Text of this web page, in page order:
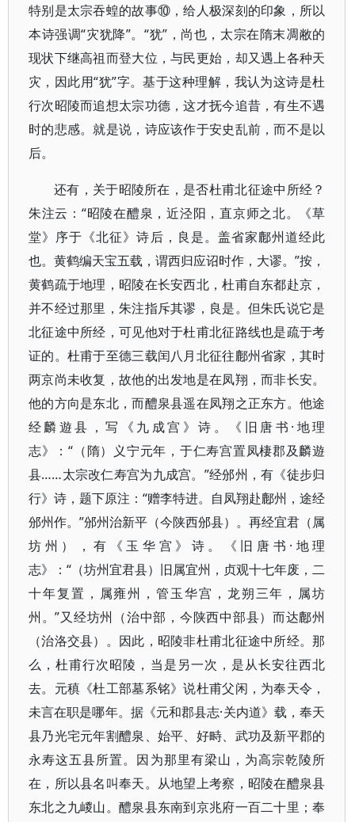
特别是太宗吞蝗的故事⑩，给人极深刻的印象，所以
本诗强调“灾犹降”。“犹”，尚也，太宗在隋末凋敝的
现状下继高祖而登大位，与民更始，却又遇上各种天
灾，因此用“犹”字。基于这种理解，我认为这诗是杜
行次昭陵而追想太宗功德，这才抚今追昔，有生不遇
时的悲感。就是说，诗应该作于安史乱前，而不是以
后。
还有，关于昭陵所在，是否杜甫北征途中所经？
朱注云：“昭陵在醴泉，近泾阳，直京师之北。《草
堂》序于《北征》诗后，良是。盖省家鄜州道经此
也。黄鹤编天宝五载，谓西归应诏时作，大谬。”按，
黄鹤疏于地理，昭陵在长安西北，杜甫自东都赴京，
并不经过那里，朱注指斥其谬，良是。但朱氏说它是
北征途中所经，可见他对于杜甫北征路线也是疏于考
证的。杜甫于至德三载闰八月北征往鄜州省家，其时
两京尚未收复，故他的出发地是在凤翔，而非长安。
他的方向是东北，而醴泉县遥在凤翔之正东方。他途
经麟遊县，写《九成宫》诗。《旧唐书·地理
志》：“（隋）义宁元年，于仁寿宫置凤棲郡及麟遊
县……太宗改仁寿宫为九成宫。”经邠州，有《徒步归
行》诗，题下原注：“赠李特进。自凤翔赴鄜州，途经
邠州作。”邠州治新平（今陕西邠县）。再经宜君（属
坊州），有《玉华宫》诗。《旧唐书·地理
志》：“（坊州宜君县）旧属宜州，贞观十七年废，二
十年复置，属雍州，管玉华宫，龙朔三年，属坊
州。”又经坊州（治中部，今陕西中部县）而达鄜州
（治洛交县）。因此，昭陵非杜甫北征途中所经。那
么，杜甫行次昭陵，当是另一次，是从长安往西北
去。元稹《杜工部墓系铭》说杜甫父闲，为奉天令，
未言在职是哪年。据《元和郡县志·关内道》载，奉天
县乃光宅元年割醴泉、始平、好畤、武功及新平郡的
永寿这五县所置。因为那里有梁山，为高宗乾陵所
在，所以县名叫奉天。从地望上考察，昭陵在醴泉县
东北之九嵕山。醴泉县东南到京兆府一百二十里；奉